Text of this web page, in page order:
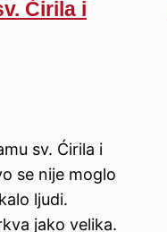
Ćirila i
sv. Ćirila i
se nije moglo
ljudi.
jako velika.